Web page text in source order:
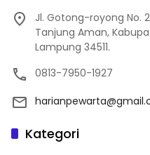
Jl. Gotong-royong No.
Tanjung Aman,
Lampung 34511.
0813-7950-1927
Kategori